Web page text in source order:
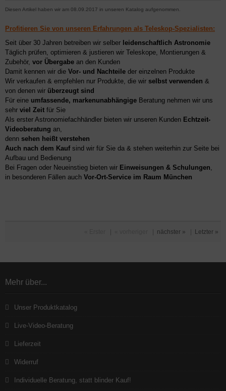
Diesen Artikel haben wir am 08.09.2017 in unseren Katalog aufgenommen.
Profitieren Sie von unseren Erfahrungen als Teleskop-Spezialisten:
Seit über 30 Jahren betreiben wir selber leidenschaftlich Astronomie
Täglich prüfen, optimieren & justieren wir Teleskope, Montierungen &
Zubehör, vor Übergabe an den Kunden
Damit kennen wir die Vor- und Nachteile der einzelnen Produkte
Wir verkaufen & empfehlen nur Produkte, die wir selbst verwenden &
von denen wir überzeugt sind
Für eine umfassende, markenunabhängige Beratung nehmen wir uns
sehr viel Zeit für Sie
Als erster Astronomiefachhändler bieten wir unseren Kunden Echtzeit-
Videoberatung an,
denn sehen heißt verstehen
Auch nach dem Kaufsind wir für Sie da & stehen weiterhin zur Seite bei
Aufbau und Bedienung
Bei Fragen oder Neueinstieg bieten wir Einweisungen & Schulungen,
in besonderen Fällen auch Vor-Ort-Service im Raum München
nächster » Letzter »
Mehr über...
Unser Produktkatalog
Live-Video-Beratung
Lieferzeit
Widerruf
Individuelle Beratung, statt blinder Kauf!